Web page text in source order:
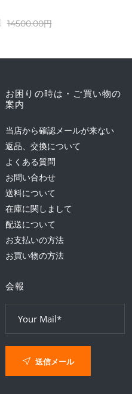
14500.00円
お困りの時は・ご買い物の
案内
当店から確認メールが来ない
返品、交換について
よくある質問
お問い合わせ
送料について
在庫に関しまして
配送について
お支払いの方法
お買い物の方法
会報
送信メール